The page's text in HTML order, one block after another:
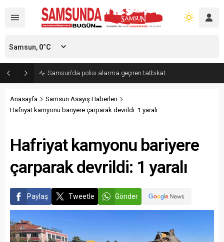
Samsun’da polisi alarma geçiren tatbikat
Samsun, 0°C
Anasayfa
Samsun Asayiş Haberleri
Hafriyat kamyonu bariyere çarparak devrildi: 1 yaralı
Hafriyat kamyonu bariyere
çarparak devrildi: 1 yaralı
Paylaş Tweetle Gönder